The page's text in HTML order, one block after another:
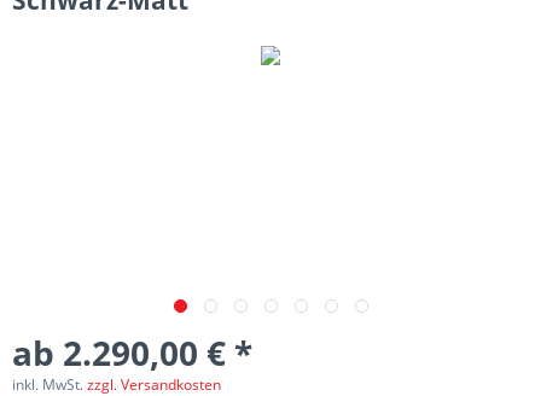
ab 2.290,00 € *
inkl. MwSt.zzgl. Versandkosten